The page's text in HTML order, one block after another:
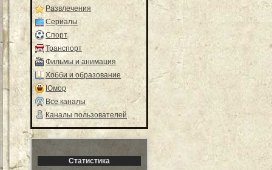
Развлечения
Сериалы
Спорт
Транспорт
Фильмы и анимация
Хобби и образование
Юмор
Все каналы
Каналы пользователей
Статистика